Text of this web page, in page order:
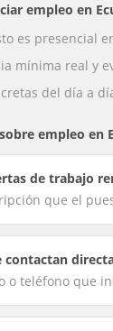
empleo en
es presencial
mínima real y
del día a
empleo en
de trabajo
que el
contactan
o teléfono que